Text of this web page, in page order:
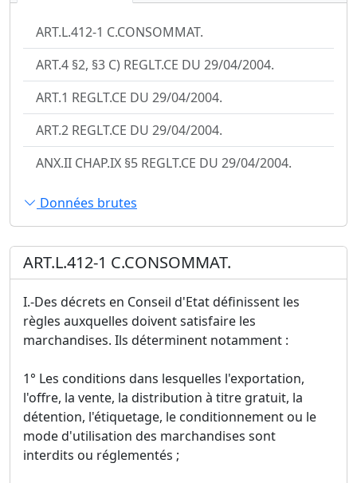
ART.L.412-1 C.CONSOMMAT.
ART.4 §2, §3 C) REGLT.CE DU 29/04/2004.
ART.1 REGLT.CE DU 29/04/2004.
ART.2 REGLT.CE DU 29/04/2004.
ANX.II CHAP.IX §5 REGLT.CE DU 29/04/2004.
Données brutes
ART.L.412-1 C.CONSOMMAT.
I.-Des décrets en Conseil d'Etat définissent les
règles auxquelles doivent satisfaire les
marchandises. Ils déterminent notamment :
1° Les conditions dans lesquelles l'exportation,
l'offre, la vente, la distribution à titre gratuit, la
détention, l'étiquetage, le conditionnement ou le
mode d'utilisation des marchandises sont
interdits ou réglementés ;